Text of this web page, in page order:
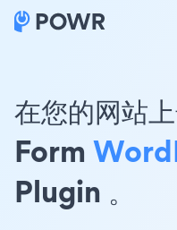
在您的网站
Form
Plugin 。